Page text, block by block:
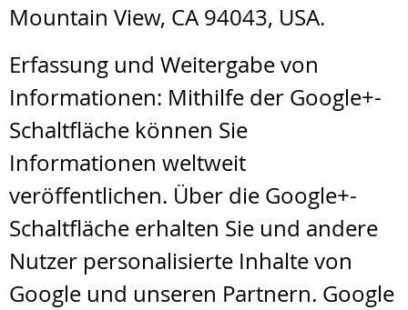
Mountain View, CA 94043, USA.
Erfassung und Weitergabe von
Informationen: Mithilfe der Google+-
Schaltfläche können Sie
Informationen weltweit
veröffentlichen. Über die Google+-
Schaltfläche erhalten Sie und andere
Nutzer personalisierte Inhalte von
Google und unseren Partnern. Google